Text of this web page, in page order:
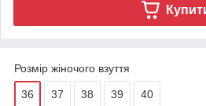
Розмір жіночого взуття
36 37 38 39 40